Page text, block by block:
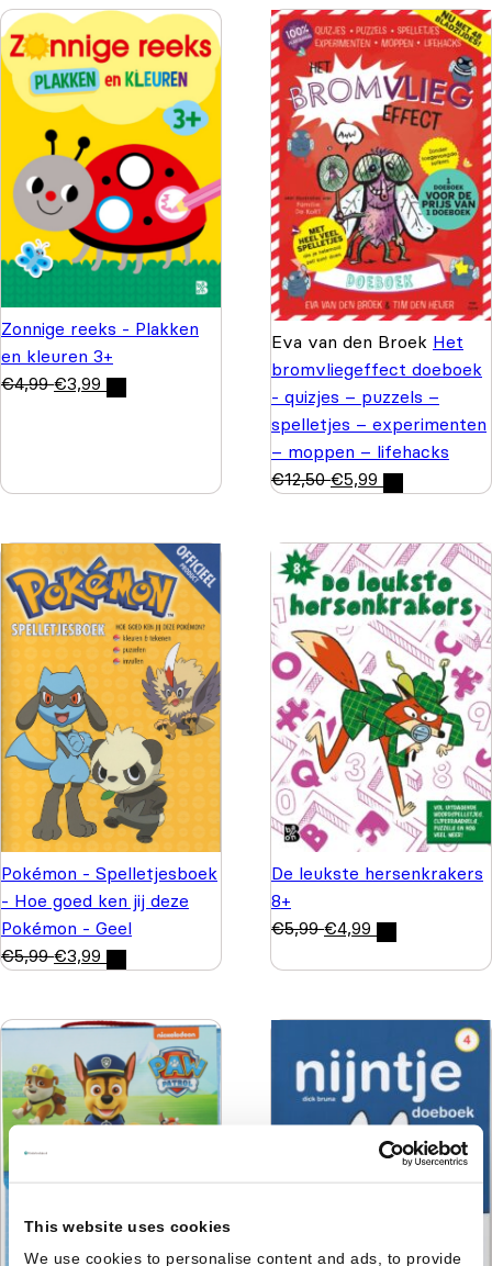
This website uses cookies
We use cookies to personalise content and ads, to provide
Zonnige reeks - Plakken
en kleuren 3+
€4,99 €3,99
Eva van den Broek Het
bromvliegeffect doeboek
- quizjes – puzzels –
spelletjes – experimenten
– moppen – lifehacks
€12,50 €5,99
Pokémon - Spelletjesboek
- Hoe goed ken jij deze
Pokémon - Geel
€5,99 €3,99
De leukste hersenkrakers
8+
€5,99 €4,99